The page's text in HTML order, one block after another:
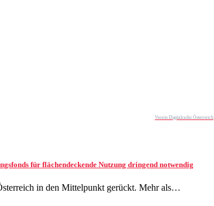
Verein Digitalradio Österreich
für flächendeckende Nutzung dringend notwendig
in den Mittelpunkt gerückt. Mehr als…